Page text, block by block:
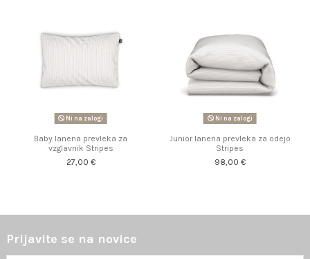
Ni na zalogi
Baby lanena prevleka za
vzglavnik Stripes
27,00 €
Ni na zalogi
Junior lanena prevleka za odejo
Stripes
98,00 €
Prijavite se na novice